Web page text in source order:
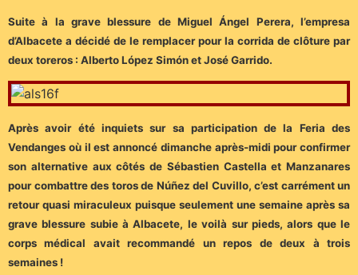
Suite à la grave blessure de Miguel Ángel Perera, l’empresa
d’Albacete a décidé de le remplacer pour la corrida de clôture par
deux toreros : Alberto López Simón et José Garrido.
Après avoir été inquiets sur sa participation de la Feria des
Vendanges où il est annoncé dimanche après-midi pour confirmer
son alternative aux côtés de Sébastien Castella et Manzanares
pour combattre des toros de Núñez del Cuvillo, c’est carrément un
retour quasi miraculeux puisque seulement une semaine après sa
grave blessure subie à Albacete, le voilà sur pieds, alors que le
corps médical avait recommandé un repos de deux à trois
semaines !